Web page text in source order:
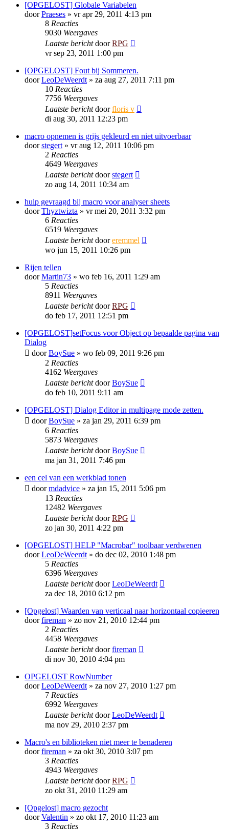
[OPGELOST] Globale Variabelen
doorPraeses » vr apr 29, 2011 4:13 pm
8 Reacties
9030 Weergaves
Laatste berichtdoorRPG
vr sep 23, 2011 1:00 pm
[OPGELOST] Fout bij Sommeren.
doorLeoDeWeerdt » za aug 27, 2011 7:11 pm
10 Reacties
7756 Weergaves
Laatste berichtdoorfloris v
di aug 30, 2011 12:23 pm
macro opnemen is grijs gekleurd en niet uitvoerbaar
doorstegert » vr aug 12, 2011 10:06 pm
2 Reacties
4649 Weergaves
Laatste berichtdoorstegert
zo aug 14, 2011 10:34 am
hulp gevraagd bij macro voor analyser sheets
doorThyztwizta » vr mei 20, 2011 3:32 pm
6 Reacties
6519 Weergaves
Laatste berichtdooreremmel
wo jun 15, 2011 10:26 pm
Rijen tellen
doorMartin73 » wo feb 16, 2011 1:29 am
5 Reacties
8911 Weergaves
Laatste berichtdoorRPG
do feb 17, 2011 12:51 pm
[OPGELOST]setFocus voor Object op bepaalde pagina van
Dialog
doorBoySue » wo feb 09, 2011 9:26 pm
2 Reacties
4162 Weergaves
Laatste berichtdoorBoySue
do feb 10, 2011 9:11 am
[OPGELOST] Dialog Editor in multipage mode zetten.
doorBoySue » za jan 29, 2011 6:39 pm
6 Reacties
5873 Weergaves
Laatste berichtdoorBoySue
ma jan 31, 2011 7:46 pm
een cel van een werkblad tonen
doormdadvice » za jan 15, 2011 5:06 pm
13 Reacties
12482 Weergaves
Laatste berichtdoorRPG
zo jan 30, 2011 4:22 pm
[OPGELOST] HELP "Macrobar" toolbaar verdwenen
doorLeoDeWeerdt » do dec 02, 2010 1:48 pm
5 Reacties
6396 Weergaves
Laatste berichtdoorLeoDeWeerdt
za dec 18, 2010 6:12 pm
[Opgelost] Waarden van verticaal naar horizontaal copieeren
doorfireman » zo nov 21, 2010 12:44 pm
2 Reacties
4458 Weergaves
Laatste berichtdoorfireman
di nov 30, 2010 4:04 pm
OPGELOST RowNumber
doorLeoDeWeerdt » za nov 27, 2010 1:27 pm
7 Reacties
6992 Weergaves
Laatste berichtdoorLeoDeWeerdt
ma nov 29, 2010 2:37 pm
Macro's en biblioteken niet meer te benaderen
doorfireman » za okt 30, 2010 3:07 pm
3 Reacties
4943 Weergaves
Laatste berichtdoorRPG
zo okt 31, 2010 11:29 am
[Opgelost] macro gezocht
doorValentin » zo okt 17, 2010 11:23 am
3 Reacties